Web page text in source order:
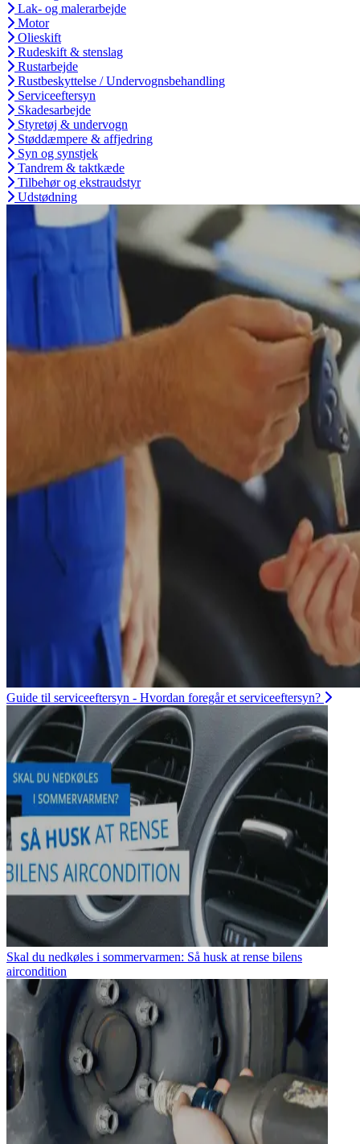
Lak- og malerarbejde
Motor
Olieskift
Rudeskift & stenslag
Rustarbejde
Rustbeskyttelse / Undervognsbehandling
Serviceeftersyn
Skadesarbejde
Styretøj & undervogn
Støddæmpere & affjedring
Syn og synstjek
Tandrem & taktkæde
Tilbehør og ekstraudstyr
Udstødning
Guide til serviceeftersyn - Hvordan foregår et serviceeftersyn?
Skal du nedkøles i sommervarmen: Så husk at rense bilens
aircondition